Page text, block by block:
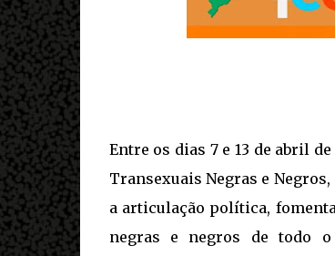
Entre os dias 7 e 13 de abril
Transexuais Negras e
a articulação política,
negras e negros de todo